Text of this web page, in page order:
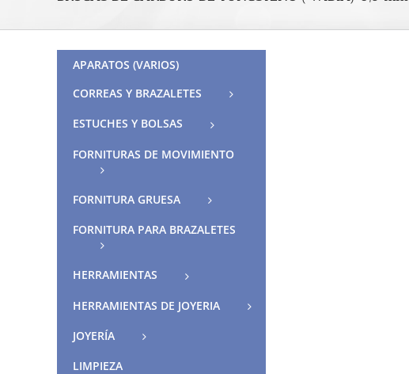
APARATOS (VARIOS)
CORREAS Y BRAZALETES
ESTUCHES Y BOLSAS
FORNITURAS DE MOVIMIENTO
FORNITURA GRUESA
FORNITURA PARA BRAZALETES
HERRAMIENTAS
HERRAMIENTAS DE JOYERIA
JOYERÍA
LIMPIEZA